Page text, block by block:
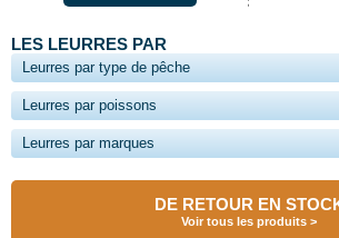
LES LEURRES PAR
Leurres par type de pêche
Leurres par poissons
Leurres par marques
DE RETOUR EN
Voir tous les produits